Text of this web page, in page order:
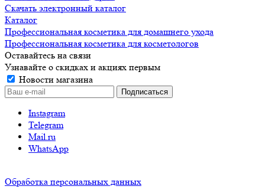
Скачать электронный каталог
Каталог
Профессиональная косметика для домашнего ухода
Профессиональная косметика для косметологов
Оставайтесь на связи
Узнавайте о скидках и акциях первым
Новости магазина
Instagram
Telegram
Mail.ru
WhatsApp
Обработка персональных данных